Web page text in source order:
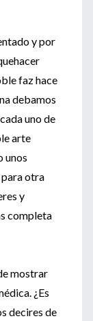
y por
faz hace
debamos
uno de
arte
unos
para otra
y
completa
mostrar
¿Es
decires de